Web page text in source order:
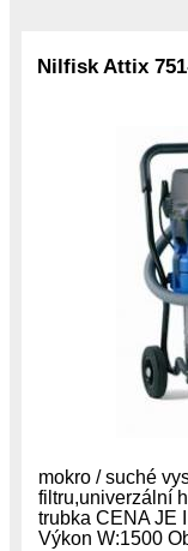
Nilfisk Attix
mokro / suché
filtru,univerzální
trubka CENA JE
Výkon W:1500